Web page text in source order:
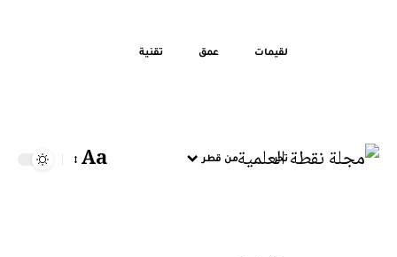
لقيمات عمق تقنية
تحر من قطر Aa